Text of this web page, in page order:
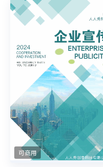
可商用